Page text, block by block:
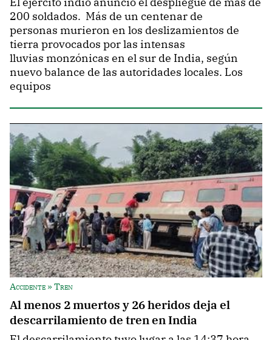
200 soldados. Más de un centenar de
personas murieron en los deslizamientos de
tierra provocados por las intensas
lluvias monzónicas en el sur de India, según
nuevo balance de las autoridades locales. Los
equipos
Accidente » Tren
Al menos 2 muertos y 26 heridos deja el
descarrilamiento de tren en India